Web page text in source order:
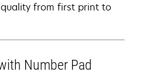
from first print to
Number Pad